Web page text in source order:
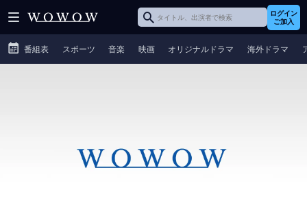
ログイン
ご加入
番組表 スポーツ 音楽 映画 オリジナルドラマ 海外ドラマ